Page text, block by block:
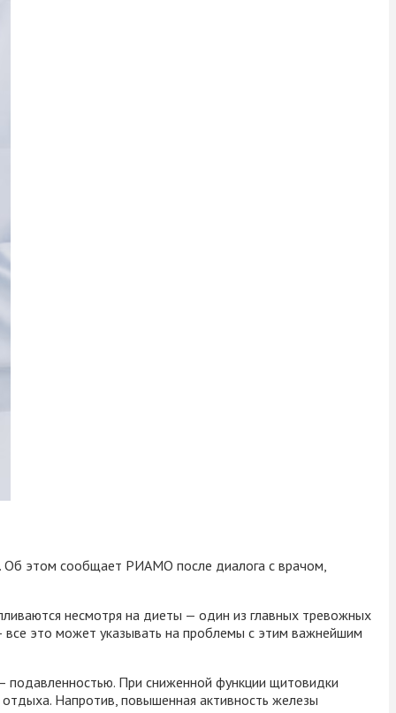
Об этом сообщает РИАМО после диалога с врачом,
несмотря на диеты — один из главных тревожных
все это может указывать на проблемы с этим важнейшим
подавленностью. При сниженной функции щитовидки
Напротив, повышенная активность железы